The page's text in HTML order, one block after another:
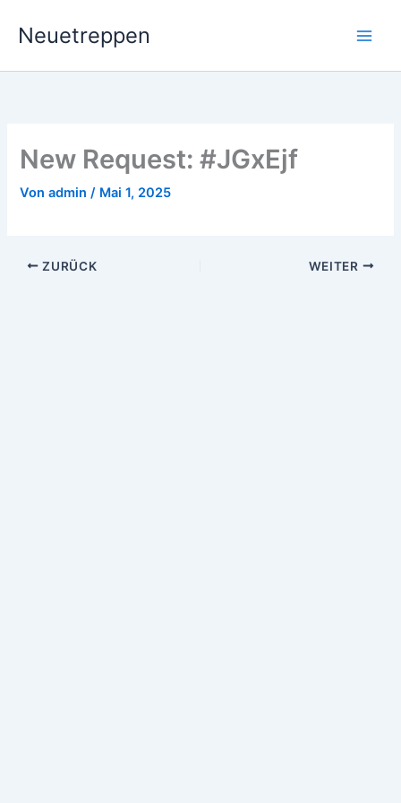
InhaltNeuetreppen
New Request: #JGxEjf
Vonadmin/ Mai 1, 2025
ZURÜCK WEITER